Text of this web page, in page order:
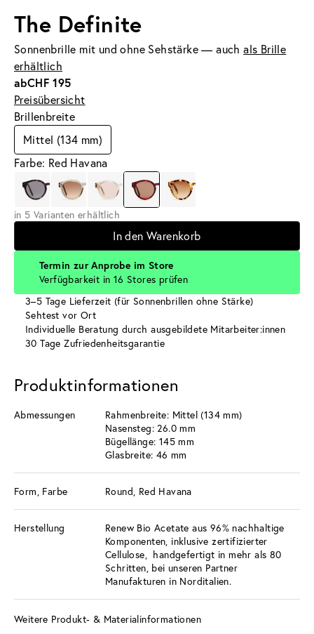
The Definite
Sonnenbrille mit und ohne Sehstärke — auchals Brille
erhältlich
abCHF 195
Preisübersicht
Brillenbreite
Mittel (134 mm)
Farbe: Red Havana
in 5 Varianten erhältlich
In den Warenkorb
Termin zur Anprobe im Store
Verfügbarkeit in 16 Stores prüfen
3–5 Tage Lieferzeit (für Sonnenbrillen ohne Stärke)
Sehtest vor Ort
Individuelle Beratung durch ausgebildete Mitarbeiter:innen
30 Tage Zufriedenheitsgarantie
Produktinformationen
Abmessungen
Rahmenbreite: Mittel (134 mm)
Nasensteg: 26.0 mm
Bügellänge: 145 mm
Glasbreite: 46 mm
Form, Farbe Round, Red Havana
Herstellung
Renew Bio Acetate aus 96% nachhaltige
Komponenten, inklusive zertifizierter
Cellulose, handgefertigt in mehr als 80
Schritten, bei unseren Partner
Manufakturen in Norditalien.
Weitere Produkt- & Materialinformationen